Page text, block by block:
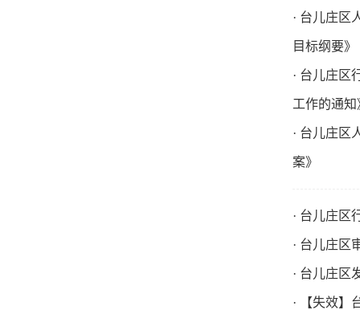
· 台儿庄区
目标纲要》
· 台儿庄区
工作的通知
· 台儿庄区
案》
· 台儿庄区
· 台儿庄区
· 台儿庄区
· 【失效】